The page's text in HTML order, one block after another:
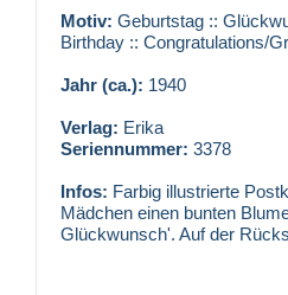
Motiv: Geburtstag ::
Birthday :: Congratulations/
Jahr (ca.): 1940
Verlag: Erika
Seriennummer: 3378
Infos: Farbig illustrierte
Mädchen einen bunten
Glückwunsch'. Auf der